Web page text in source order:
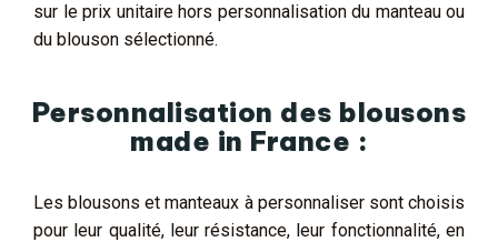
sur le prix unitaire hors personnalisation du manteau ou
du blouson sélectionné.
Personnalisation des blousons
made in France :
Les blousons et manteaux à personnaliser sont choisis
pour leur qualité, leur résistance, leur fonctionnalité, en